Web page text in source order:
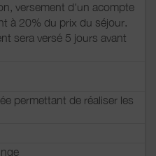
versement d'un acompte
à 20% du prix du séjour.
sera versé 5 jours avant
permettant de réaliser les